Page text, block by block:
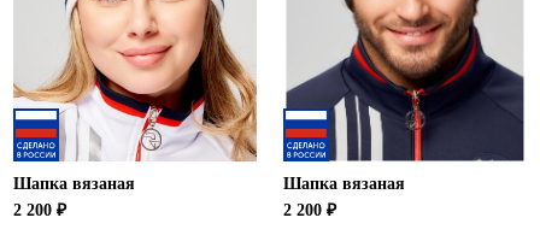
Шапка вязаная
2 200 ₽
Шапка вязаная
2 200 ₽